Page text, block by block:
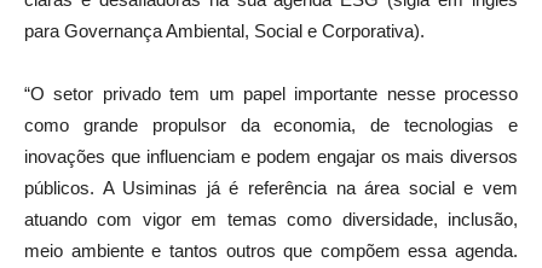
claras e desafiadoras na sua agenda ESG (sigla em inglês
para Governança Ambiental, Social e Corporativa).
“O setor privado tem um papel importante nesse processo
como grande propulsor da economia, de tecnologias e
inovações que influenciam e podem engajar os mais diversos
públicos. A Usiminas já é referência na área social e vem
atuando com vigor em temas como diversidade, inclusão,
meio ambiente e tantos outros que compõem essa agenda.